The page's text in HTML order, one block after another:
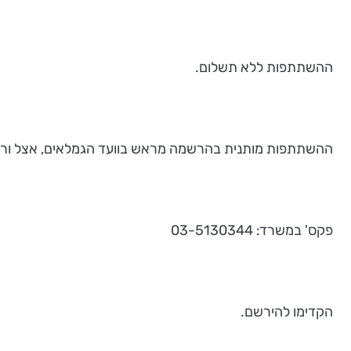
ההשתתפות ללא תשלום.
ההשתתפות מותנית בהרשמה מראש בוועד הגמלאים, אצל
פקס' במשרד: 03-5130344
הקדימו להירשם.